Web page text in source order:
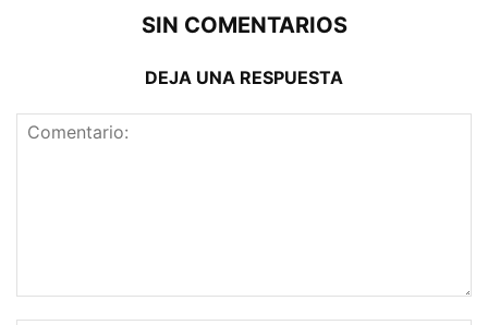
SIN COMENTARIOS
DEJA UNA RESPUESTA